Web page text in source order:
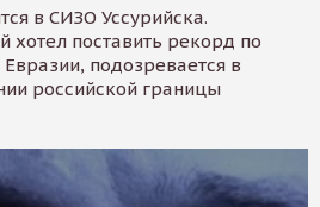
в СИЗО Уссурийска.
хотел поставить рекорд по
подозревается в
российской границы